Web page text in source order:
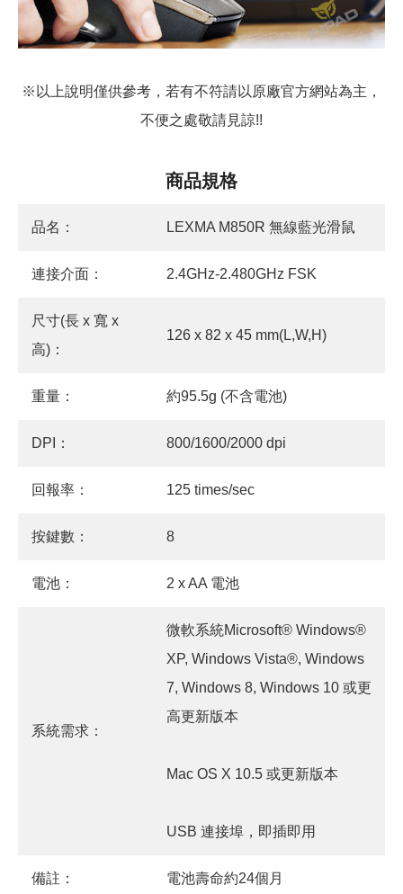
※以上說明僅供參考，若有不符請以原廠官方網站為主，
不便之處敬請見諒!!
商品規格
品名： LEXMA M850R 無線藍光滑鼠
連接介面： 2.4GHz-2.480GHz FSK
尺寸(長 x 寬 x
高)：
126 x 82 x 45 mm(L,W,H)
重量： 約95.5g (不含電池)
DPI： 800/1600/2000 dpi
回報率： 125 times/sec
按鍵數： 8
電池： 2 x AA 電池
系統需求：
微軟系統Microsoft® Windows®
XP, Windows Vista®, Windows
7, Windows 8, Windows 10 或更
高更新版本
Mac OS X 10.5 或更新版本
USB 連接埠，即插即用
備註： 電池壽命約24個月